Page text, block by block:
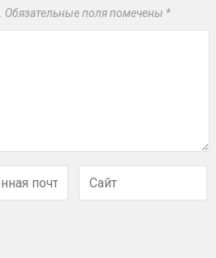
Обязательные поля помечены *